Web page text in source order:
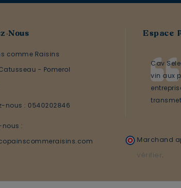
Nous
comme Raisins
- Pomerol
nous : 0540202846
nous :
Espace
Cav
vin aux
Marchand
vérifier.